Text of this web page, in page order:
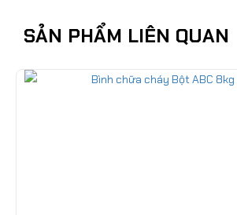
SẢN PHẨM LIÊN QUAN